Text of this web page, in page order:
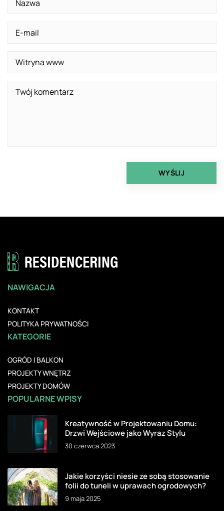
NAWIGACJA
KONTAKT
POLITYKA PRYWATNOŚCI
KATEGORIE
OGRÓD I BALKON
PROJEKTY WNĘTRZ
PROJEKTY DOMÓW
POPULARNE WPISY
Kreatywność w Projektowaniu Domu:
Drzwi Wejściowe jako Wyraz Stylu
30 czerwca 2023
Jakie korzyści niesie ze sobą stosowanie
folii do tuneli w uprawach ogrodowych?
9 maja 2025